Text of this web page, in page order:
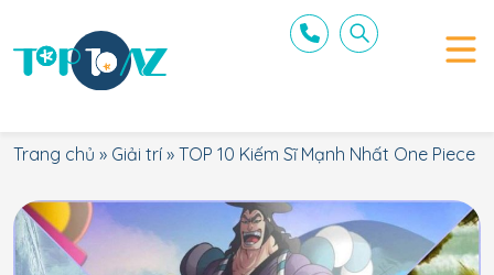
Trang chủ » Giải trí » TOP 10 Kiếm Sĩ Mạnh Nhất One Piece